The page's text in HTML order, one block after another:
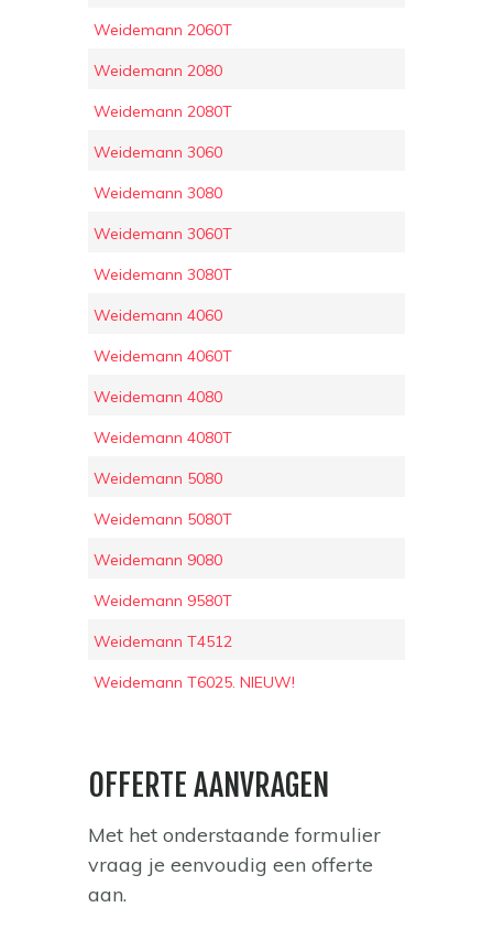
Weidemann 2060T
Weidemann 2080
Weidemann 2080T
Weidemann 3060
Weidemann 3080
Weidemann 3060T
Weidemann 3080T
Weidemann 4060
Weidemann 4060T
Weidemann 4080
Weidemann 4080T
Weidemann 5080
Weidemann 5080T
Weidemann 9080
Weidemann 9580T
Weidemann T4512
Weidemann T6025. NIEUW!
OFFERTE AANVRAGEN
Met het onderstaande formulier
vraag je eenvoudig een offerte
aan.